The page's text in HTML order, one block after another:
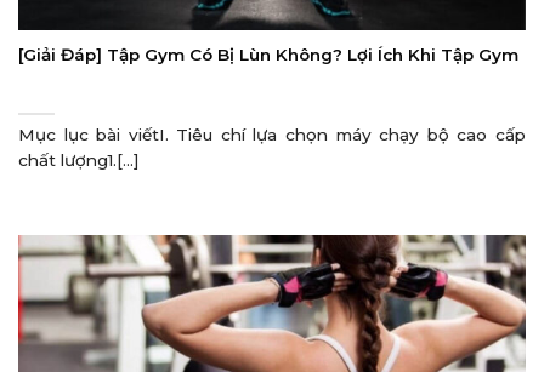
[Giải Đáp] Tập Gym Có Bị Lùn Không? Lợi Ích Khi Tập Gym
Mục lục bài viếtI. Tiêu chí lựa chọn máy chạy bộ cao cấp
chất lượng1.[...]